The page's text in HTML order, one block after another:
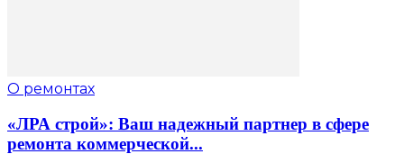
О ремонтах
«ЛРА строй»: Ваш надежный партнер в сфере
ремонта коммерческой...